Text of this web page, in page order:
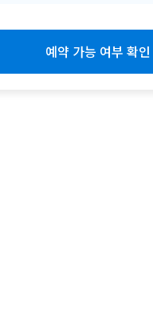
예약 가능 여부 확인